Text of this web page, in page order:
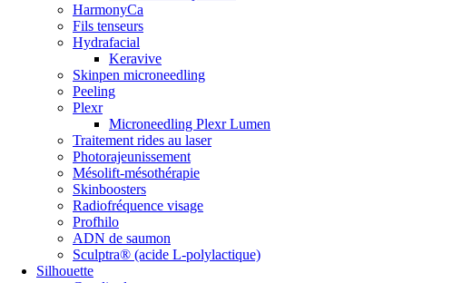
HarmonyCa
Fils tenseurs
Hydrafacial
Keravive
Skinpen microneedling
Peeling
Plexr
Microneedling Plexr Lumen
Traitement rides au laser
Photorajeunissement
Mésolift-mésothérapie
Skinboosters
Radiofréquence visage
Profhilo
ADN de saumon
Sculptra® (acide L-polylactique)
Silhouette